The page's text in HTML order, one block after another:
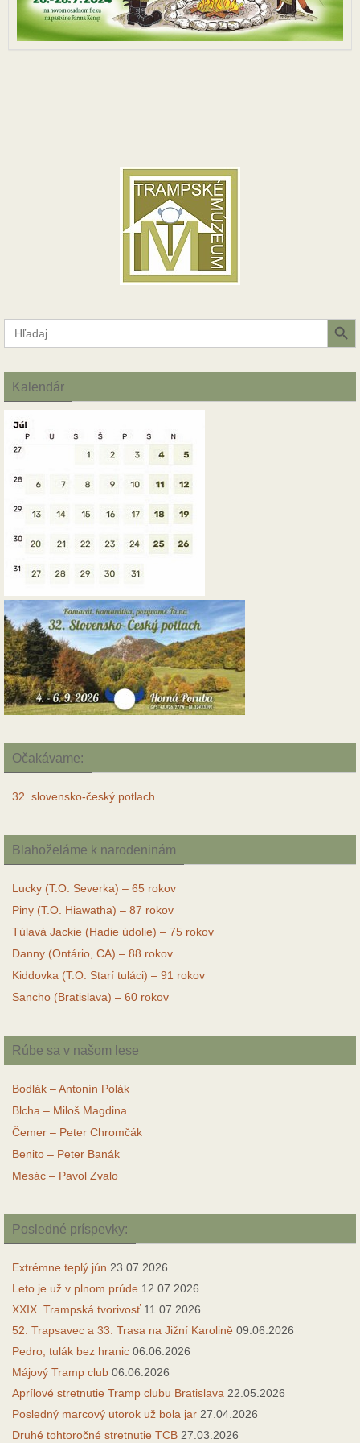
Search
for:
Search Button
Kalendár
Očakávame:
32. slovensko-český potlach
Blahoželáme k narodeninám
Lucky (T.O. Severka) – 65 rokov
Piny (T.O. Hiawatha) – 87 rokov
Túlavá Jackie (Hadie údolie) – 75 rokov
Danny (Ontário, CA) – 88 rokov
Kiddovka (T.O. Starí tuláci) – 91 rokov
Sancho (Bratislava) – 60 rokov
Rúbe sa v našom lese
Bodlák – Antonín Polák
Blcha – Miloš Magdina
Čemer – Peter Chromčák
Benito – Peter Banák
Mesác – Pavol Zvalo
Posledné príspevky:
Extrémne teplý jún 23.07.2026
Leto je už v plnom prúde 12.07.2026
XXIX. Trampská tvorivosť 11.07.2026
52. Trapsavec a 33. Trasa na Jižní Karolině 09.06.2026
Pedro, tulák bez hranic 06.06.2026
Májový Tramp club 06.06.2026
Aprílové stretnutie Tramp clubu Bratislava 22.05.2026
Posledný marcový utorok už bola jar 27.04.2026
Druhé tohtoročné stretnutie TCB 27.03.2026